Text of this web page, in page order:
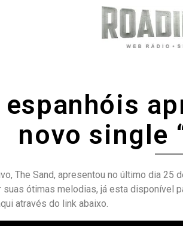
espanhóis
novo single
The Sand, apresentou no último dia
suas ótimas melodias, já esta
através do link abaixo.